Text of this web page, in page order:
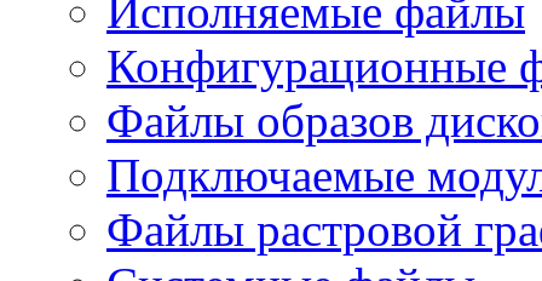
Исполняемые файлы
Конфигурационные
Файлы образов
Подключаемые
Файлы растровой